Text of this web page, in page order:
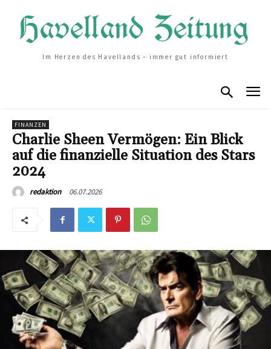
Im Herzen des Havellands – immer gut informiert
FINANZEN
Charlie Sheen Vermögen: Ein Blick
auf die finanzielle Situation des Stars
2024
redaktion 06.07.2026